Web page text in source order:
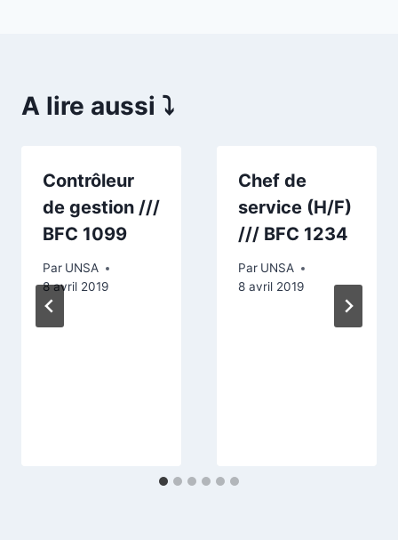
A lire aussi ⤵️
Contrôleur
de gestion ///
BFC 1099
Par UNSA
8 avril 2019
Chef de
service (H/F)
/// BFC 1234
Par UNSA
8 avril 2019